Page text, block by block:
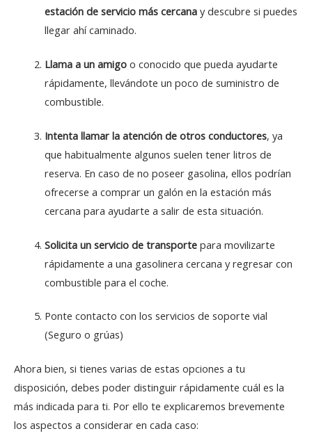
estación de servicio más cercanay descubre si puedes
llegar ahí caminado.
Llama a un amigoo conocido que pueda ayudarte
rápidamente, llevándote un poco de suministro de
combustible.
Intenta llamar la atención de otros conductores, ya
que habitualmente algunos suelen tener litros de
reserva. En caso de no poseer gasolina, ellos podrían
ofrecerse a comprar un galón en la estación más
cercana para ayudarte a salir de esta situación.
Solicita un servicio de transportepara movilizarte
rápidamente a una gasolinera cercana y regresar con
combustible para el coche.
Ponte contacto con los servicios de soporte vial
(Seguro o grúas)
Ahora bien, si tienes varias de estas opciones a tu
disposición, debes poder distinguir rápidamente cuál es la
más indicada para ti. Por ello te explicaremos brevemente
los aspectos a considerar en cada caso: